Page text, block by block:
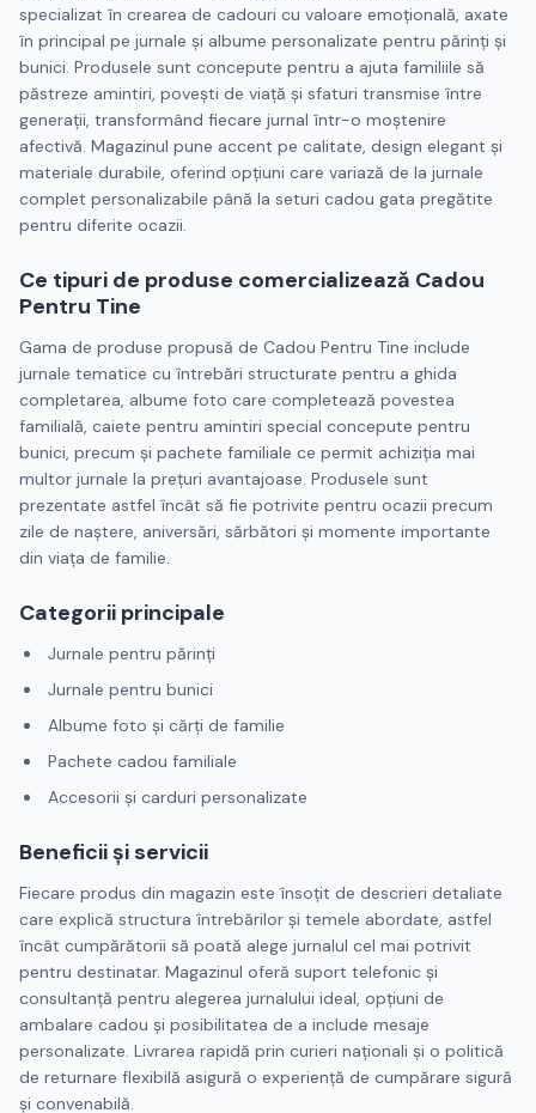
specializat în crearea de cadouri cu valoare emoţională, axate
în principal pe jurnale şi albume personalizate pentru părinţi şi
bunici. Produsele sunt concepute pentru a ajuta familiile să
păstreze amintiri, poveşti de viaţă şi sfaturi transmise între
generaţii, transformând fiecare jurnal într-o moştenire
afectivă. Magazinul pune accent pe calitate, design elegant şi
materiale durabile, oferind opţiuni care variază de la jurnale
complet personalizabile până la seturi cadou gata pregătite
pentru diferite ocazii.
Ce tipuri de produse comercializează Cadou
Pentru Tine
Gama de produse propusă de Cadou Pentru Tine include
jurnale tematice cu întrebări structurate pentru a ghida
completarea, albume foto care completează povestea
familială, caiete pentru amintiri special concepute pentru
bunici, precum şi pachete familiale ce permit achiziţia mai
multor jurnale la preţuri avantajoase. Produsele sunt
prezentate astfel încât să fie potrivite pentru ocazii precum
zile de naştere, aniversări, sărbători şi momente importante
din viaţa de familie.
Categorii principale
Jurnale pentru părinţi
Jurnale pentru bunici
Albume foto şi cărţi de familie
Pachete cadou familiale
Accesorii şi carduri personalizate
Beneficii şi servicii
Fiecare produs din magazin este însoţit de descrieri detaliate
care explică structura întrebărilor şi temele abordate, astfel
încât cumpărătorii să poată alege jurnalul cel mai potrivit
pentru destinatar. Magazinul oferă suport telefonic şi
consultanţă pentru alegerea jurnalului ideal, opţiuni de
ambalare cadou şi posibilitatea de a include mesaje
personalizate. Livrarea rapidă prin curieri naţionali şi o politică
de returnare flexibilă asigură o experienţă de cumpărare sigură
şi convenabilă.